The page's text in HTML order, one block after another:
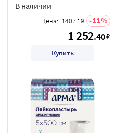
В наличии
Цена: 1407.19 11
1 252.40₽
Купить